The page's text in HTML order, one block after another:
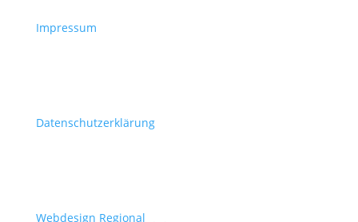
Impressum
Datenschutzerklärung
Webdesign Regional